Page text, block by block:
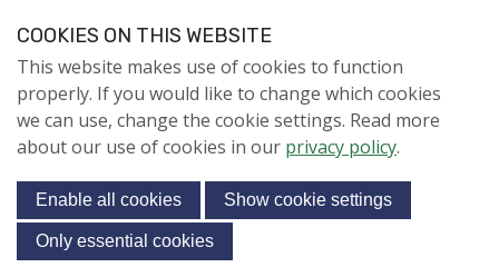
Contact
Menu
NIEUWS
NAPNIEUWS
Aanmelden voor de
nieuwsbrief
NIEUWSARCHIEF
COOKIES ON THIS WEBSITE
This website makes use of cookies to function
properly. If you would like to change which cookies
we can use, change the cookie settings. Read more
about our use of cookies in our privacy policy.
Enable all cookies Show cookie settings
Only essential cookies